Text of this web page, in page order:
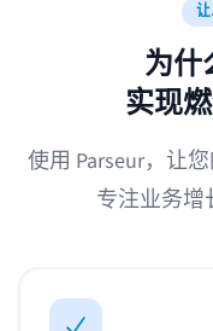
为什
实现
使用 Parseur，让
专注业务增